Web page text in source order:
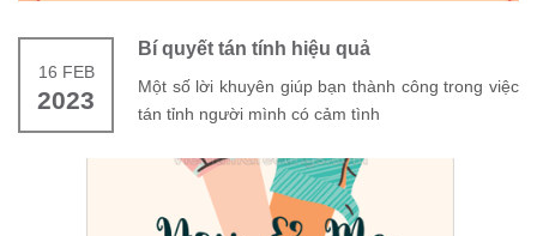
16 FEB
2023
Bí quyết tán tính hiệu quả
Một số lời khuyên giúp bạn thành công trong việc
tán tỉnh người mình có cảm tình